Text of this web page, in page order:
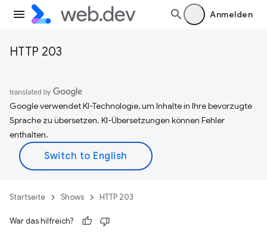
Anmelden
HTTP 203
Google verwendet KI-Technologie, um Inhalte in Ihre bevorzugte
Sprache zu übersetzen. KI-Übersetzungen können Fehler
enthalten.
Startseite Shows HTTP 203
War das hilfreich?